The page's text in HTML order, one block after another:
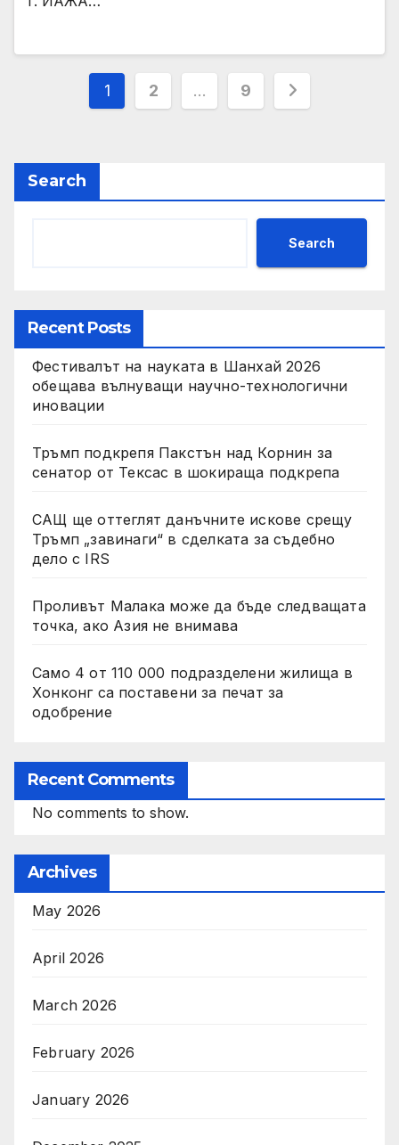
Posts
1 2 … 9
Search
Search
Recent Posts
Фестивалът на науката в Шанхай 2026
обещава вълнуващи научно-технологични
иновации
Тръмп подкрепя Пакстън над Корнин за
сенатор от Тексас в шокираща подкрепа
САЩ ще оттеглят данъчните искове срещу
Тръмп „завинаги“ в сделката за съдебно
дело с IRS
Проливът Малака може да бъде следващата
точка, ако Азия не внимава
Само 4 от 110 000 подразделени жилища в
Хонконг са поставени за печат за
одобрение
Recent Comments
No comments to show.
Archives
May 2026
April 2026
March 2026
February 2026
January 2026